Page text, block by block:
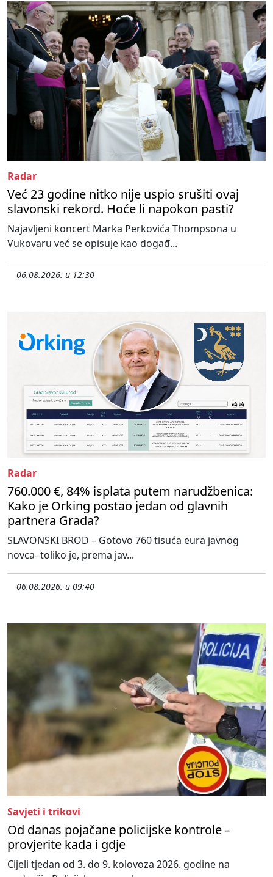
Radar
Već 23 godine nitko nije uspio srušiti ovaj
slavonski rekord. Hoće li napokon pasti?
Najavljeni koncert Marka Perkovića Thompsona u
Vukovaru već se opisuje kao događ...
06.08.2026. u 12:30
Radar
760.000 €, 84% isplata putem narudžbenica:
Kako je Orking postao jedan od glavnih
partnera Grada?
SLAVONSKI BROD – Gotovo 760 tisuća eura javnog
novca- toliko je, prema jav...
06.08.2026. u 09:40
Savjeti i trikovi
Od danas pojačane policijske kontrole –
provjerite kada i gdje
Cijeli tjedan od 3. do 9. kolovoza 2026. godine na